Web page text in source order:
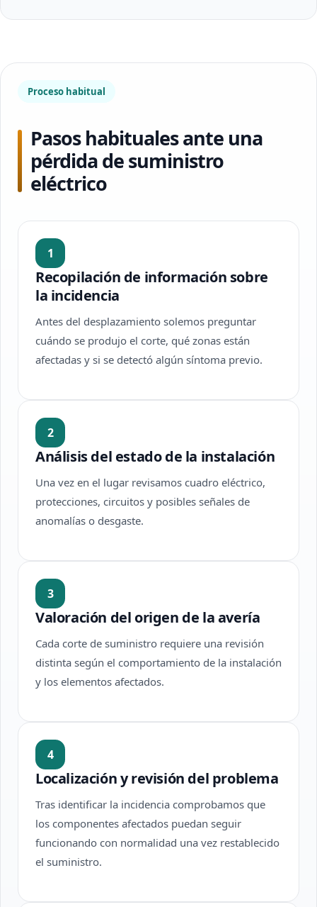
Proceso habitual
Pasos habituales ante una
pérdida de suministro
eléctrico
1
Recopilación de información sobre
la incidencia
Antes del desplazamiento solemos preguntar
cuándo se produjo el corte, qué zonas están
afectadas y si se detectó algún síntoma previo.
2
Análisis del estado de la instalación
Una vez en el lugar revisamos cuadro eléctrico,
protecciones, circuitos y posibles señales de
anomalías o desgaste.
3
Valoración del origen de la avería
Cada corte de suministro requiere una revisión
distinta según el comportamiento de la instalación
y los elementos afectados.
4
Localización y revisión del problema
Tras identificar la incidencia comprobamos que
los componentes afectados puedan seguir
funcionando con normalidad una vez restablecido
el suministro.